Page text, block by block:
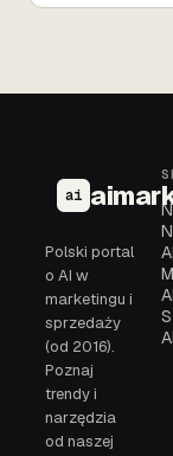
ai
Polski portal
o AI w
marketingu i
sprzedaży
(od 2016).
Poznaj
trendy i
narzędzia
od naszej
AI
AI